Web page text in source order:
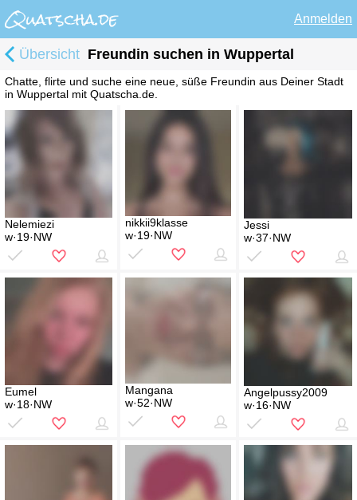
Anmelden
Übersicht Freundin suchen in Wuppertal
Chatte, flirte und suche eine neue, süße Freundin aus Deiner Stadt
in Wuppertal mit Quatscha.de.
Nelemiezi
w·19·NW
nikkii9klasse
w·19·NW
Jessi
w·37·NW
Eumel
w·18·NW
Mangana
w·52·NW
Angelpussy2009
w·16·NW